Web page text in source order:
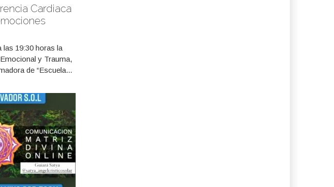
Cardiaca
las 19:30 horas la
y Trauma,
de “Escuela...